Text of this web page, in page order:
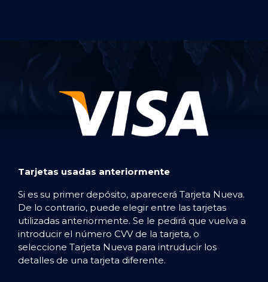
Tarjetas usadas anteriormente
Si es su primer depósito, aparecerá Tarjeta Nueva.
De lo contrario, puede elegir entre las tarjetas
utilizadas anteriormente. Se le pedirá que vuelva a
introducir el número CVV de la tarjeta, o
seleccione Tarjeta Nueva para intruducir los
detalles de una tarjeta diferente.